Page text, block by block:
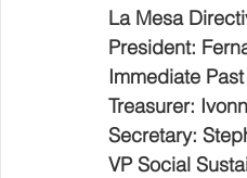
La Mesa
President:
Immediate
Treasurer:
Secretary:
VP Social